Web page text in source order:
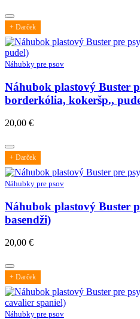
+ Darček
Náhubky pre psov
Náhubok plastový Buster
borderkólia, kokeršp.,
20,00 €
+ Darček
Náhubky pre psov
Náhubok plastový Buster
basendži)
20,00 €
+ Darček
Náhubky pre psov